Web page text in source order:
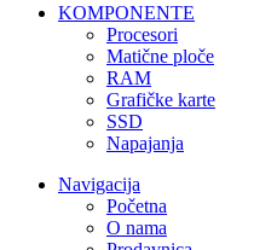
KOMPONENTE
Procesori
Matične ploče
RAM
Grafičke karte
SSD
Napajanja
Navigacija
Početna
O nama